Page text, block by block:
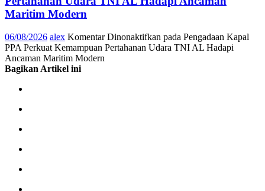
Maritim Modern
06/08/2026 alex Komentar Dinonaktifkan pada Pengadaan Kapal
PPA Perkuat Kemampuan Pertahanan Udara TNI AL Hadapi
Ancaman Maritim Modern
Bagikan Artikel ini